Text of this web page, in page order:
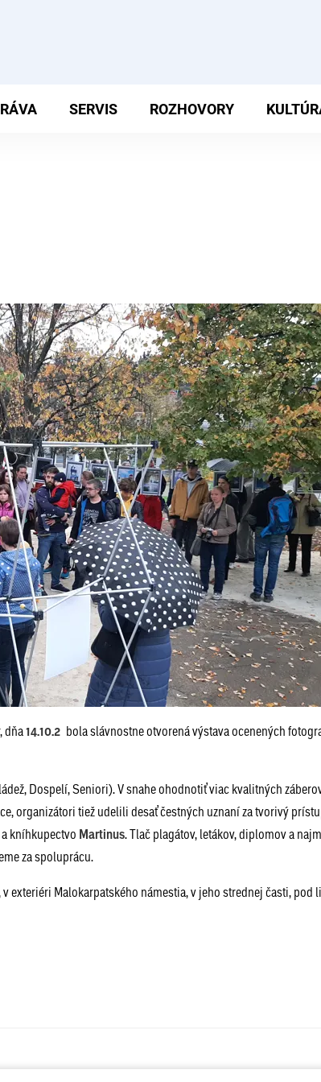
SERVIS ROZHOVORY
dňa14.10.2 bola slávnostne otvorená výstava ocenených
Dospelí, Seniori). V snahe ohodnotiť viac kvalitných
organizátori tiež udelili desať čestných uznaní za tvorivý
a kníhkupectvo Martinus. Tlač plagátov, letákov, diplomov a
za spoluprácu.
exteriéri Malokarpatského námestia, v jeho strednej časti, pod